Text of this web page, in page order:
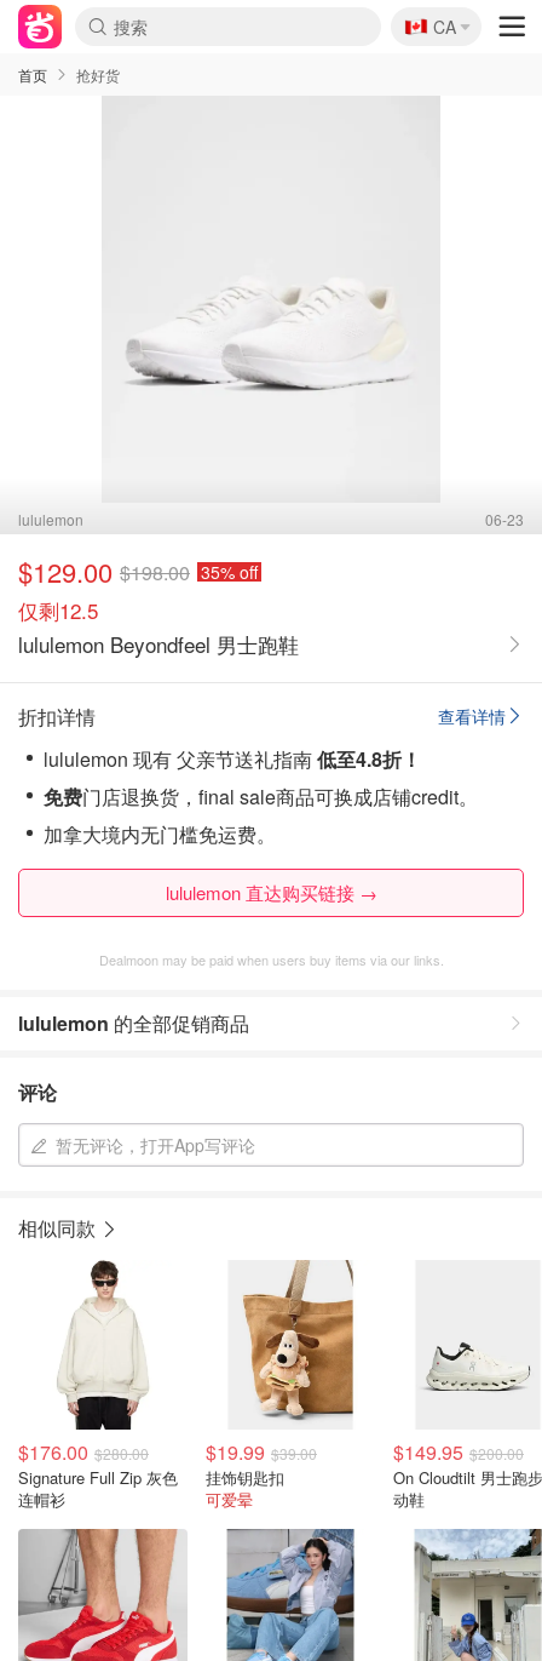
🇨🇦
CA
首页 抢好货
lululemon 06-23
$129.00 $198.00 35% off
仅剩12.5
lululemon Beyondfeel 男士跑鞋
查看详情
折扣详情
lululemon 现有 父亲节送礼指南低至4.8折！
免费门店退换货，final sale商品可换成店铺credit。
加拿大境内无门槛免运费。
lululemon 直达购买链接 →
Dealmoon may be paid when users buy items via our links.
lululemon 的全部促销商品
评论
暂无评论，打开App写评论
相似同款
$176.00 $280.00
Signature Full Zip 灰色
连帽衫
$19.99 $39.00
挂饰钥匙扣
可爱晕
$149.95 $200.00
On Cloudtilt 男士跑
动鞋